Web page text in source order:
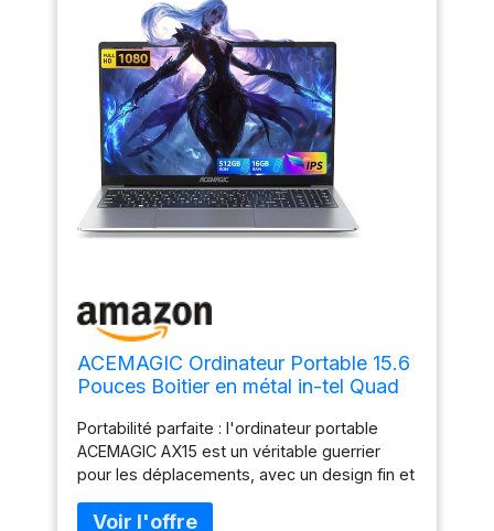
ACEMAGIC Ordinateur Portable 15.6
Pouces Boitier en métal in-tel Quad
Go DDR4 RAM 512 Go SSD Soutien
Extension 2
to,USB3.2,BT5.0,Hdmi,Laptop
Clouleur Argent
Portabilité parfaite : l'ordinateur portable
ACEMAGIC AX15 est un véritable guerrier
pour les déplacements, avec un design fin et
350 x 220 x 16 mm et un poids de